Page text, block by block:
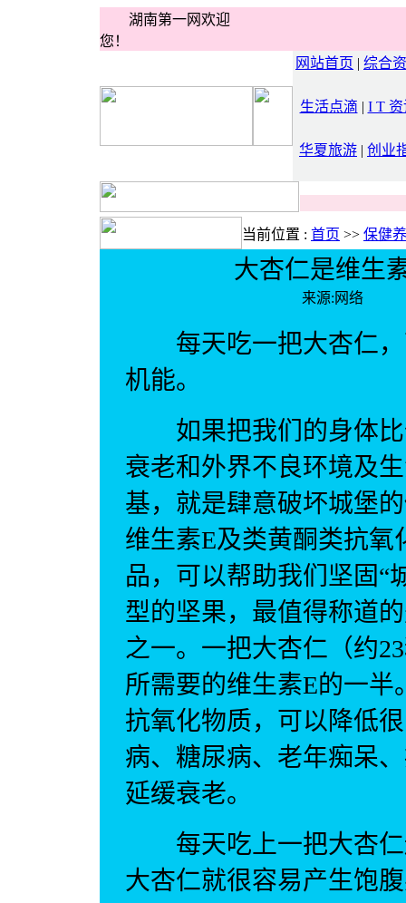
湖南第一网欢迎
您！
网站首页 | 综合
生活点滴 | I T 资
华夏旅游 | 创业
当前位置 : 首页 >> 保健
大杏仁是维生
来源:网
每天吃一把大杏仁，
机能。
如果把我们的身体比
衰老和外界不良环境及
基，就是肆意破坏城堡
维生素E及类黄酮类抗
品，可以帮助我们坚固“
型的坚果，最值得称道
之一。一把大杏仁（约
所需要的维生素E的一
抗氧化物质，可以降低
病、糖尿病、老年痴呆
延缓衰老。
每天吃上一把大杏仁
大杏仁就很容易产生饱